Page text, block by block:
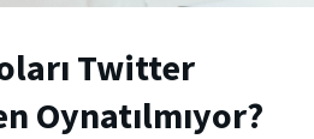
Twitter
Oynatılmıyor?